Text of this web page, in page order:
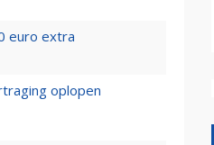
euro extra
oplopen